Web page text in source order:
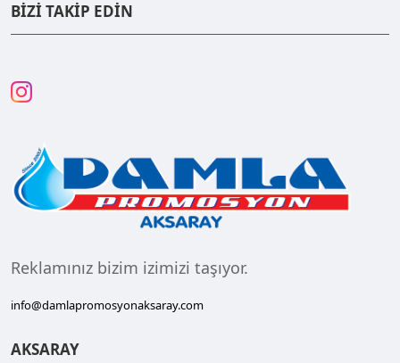
BİZİ TAKİP EDİN
Reklamınız bizim izimizi taşıyor.
info@damlapromosyonaksaray.com
AKSARAY